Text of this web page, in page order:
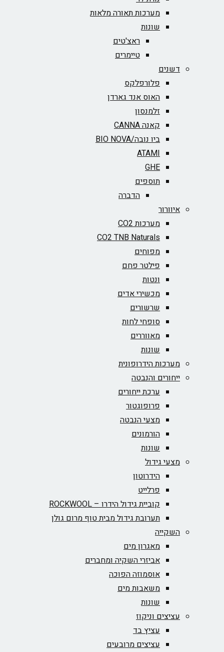
מערכות תאורה מלאות
שונות
ראצ'טים
טיימרים
דשנים
פלורפלקס
האוס אנד גארדן
זלמנסון
קאנה CANNA
ביו נובה/BIO NOVA‏
ATAMI
GHE
תוספים
הדברה
איוורור
מערכות CO2
CO2 TNB Naturals
מפוחים
פילטר פחם
ונטות
מכשירי אדים
שרשורים
סופחי לחות
מאווררים
שונות
מערכות הידרופונית
ייחורים והנבטה
ערכת ייחורים
פרופוגטור
מצעי הנבטה
הורמונים
שונות
מצעי גידול
הידרוטון
פרלייט
קוביית גידול הידרו – ROCKWOOL‏
תערובת גידול מבית טוף מרום גולן
השקייה
מאגרון מים
אביזרי השקיה ומחברים
אוסמוזה הפוכה
משאבות מים
שונות
עציצים וניקוז
עציץ בד
עציצים מרובעים